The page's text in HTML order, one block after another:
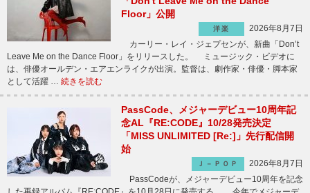
Floor」公開
洋楽
2026年8月7日
カーリー・レイ・ジェプセンが、新曲「Don’t
Leave Me on the Dance Floor」をリリースした。 ミュージック・ビデオに
は、俳優オールデン・エアエンライクが出演。監督は、劇作家・俳優・脚本家
として活躍 … 続きを読む
PassCode、メジャーデビュー10周年記
念AL『RE:CODE』10/28発売決定
「MISS UNLIMITED [Re:]」先行配信開
始
Ｊ－ＰＯＰ
2026年8月7日
PassCodeが、メジャーデビュー10周年を記念